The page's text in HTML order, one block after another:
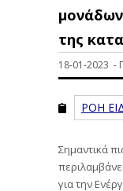
της
18-01-2023 -
ΡΟΗ
Σημαντικά
για την